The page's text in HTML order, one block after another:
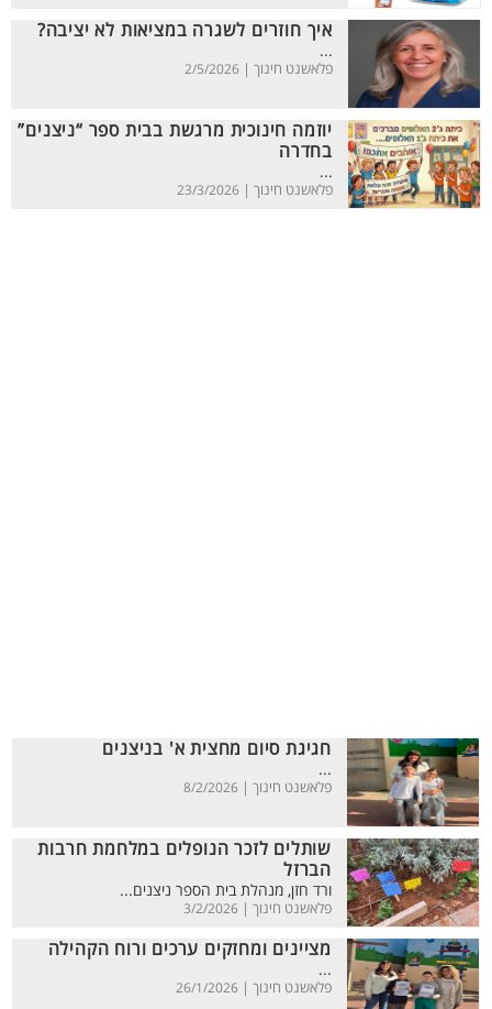
איך חוזרים לשגרה במציאות לא יציבה?
...
פלאשנט חינוך | 2/5/2026
יוזמה חינוכית מרגשת בבית ספר “ניצנים”
בחדרה
...
פלאשנט חינוך | 23/3/2026
חגיגת סיום מחצית א' בניצנים
...
פלאשנט חינוך | 8/2/2026
שותלים לזכר הנופלים במלחמת חרבות
הברזל
ורד חזן, מנהלת בית הספר ניצנים...
פלאשנט חינוך | 3/2/2026
מציינים ומחזקים ערכים ורוח הקהילה
...
פלאשנט חינוך | 26/1/2026